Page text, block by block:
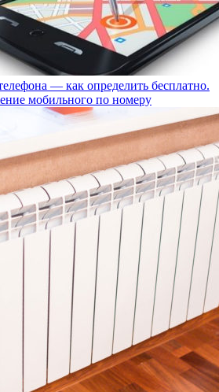
— как определить бесплатно.
мобильного по номеру